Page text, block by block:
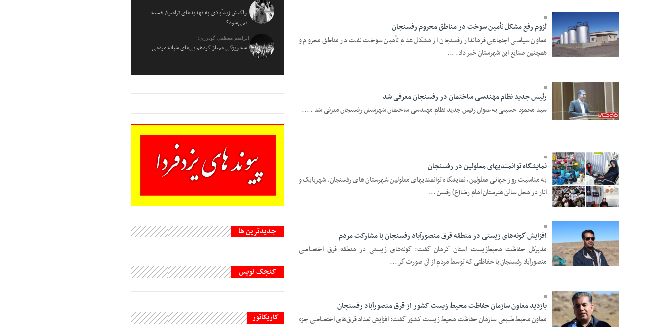
لزوم رفع مشکل تأمین سوخت در مناطق محروم رفسنجان
معاون سیاسی اجتماعی فرماندار رفسنجان از مشکل عدم تأمین سوخت نفت در مناطق محروم و
همچنین صنایع این شهرستان خبر داد. ...
14 Azar 1397 - 19:00
رئیس جدید نظام مهندسی ساختمان در رفسنجان معرفی شد
سید محمود حسینی به عنوان رئیس جدید نظام مهندسی ساختمان شهرستان رفسنجان معرفی شد . ...
نمایشگاه توانمندیهای معلولین در رفسنجان
به مناسبت روز جهانی معلولین، نمایشگاه توانمندیهای معلولین شهرستان های رفسنجان، شهربابک و
انار در محل سالن هنرستان امام رضا(ع) رفسن ...
10 Azar 1397 - 17:07
افزایش گونه‌های زیستی در منطقه قرق منصورآباد رفسنجان با مشارکت مردم
مدیرکل حفاظت محیط‌زیست استان کرمان گفت: گونه‌های زیستی در منطقه قرق اختصاصی
منصورآباد رفسنجان با حفاظتی که توسط مردم از آن صورت گر ...
بازدید معاون سازمان حفاظت محیط زیست کشور از قرق منصورآباد رفسنجان
معاون محیط طبیعی سازمان حفاظت محیط‌ زیست کشور گفت: افزایش تعداد قرق‌های اختصاصی جزء
واکنش زیدآبادی به تهدیدهای ترامپ/ خسته
نمی‌شود؟
ابراهیم معظمی گودرزی:
سه ویژگی ممتاز گردهمایی‌های شبانه مردمی
جديدترين ها
کنجک نویس
کاریکاتور